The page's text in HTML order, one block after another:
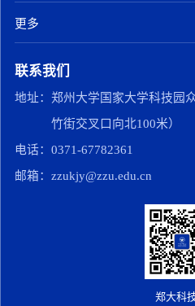
更多
联系我们
地址： 郑州大学国家大学科技园
竹街交叉口向北100米）
电话： 0371-67782361
邮箱： zzukjy@zzu.edu.cn
郑大科